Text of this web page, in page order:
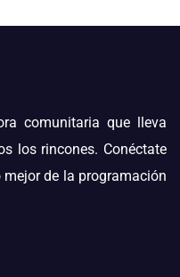
comunitaria que lleva
los rincones. Conéctate
de la programación